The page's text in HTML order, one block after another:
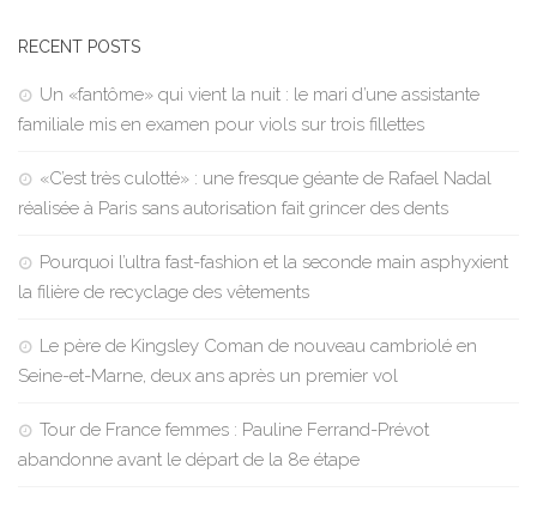
RECENT POSTS
Un «fantôme» qui vient la nuit : le mari d’une assistante
familiale mis en examen pour viols sur trois fillettes
«C’est très culotté» : une fresque géante de Rafael Nadal
réalisée à Paris sans autorisation fait grincer des dents
Pourquoi l’ultra fast-fashion et la seconde main asphyxient
la filière de recyclage des vêtements
Le père de Kingsley Coman de nouveau cambriolé en
Seine-et-Marne, deux ans après un premier vol
Tour de France femmes : Pauline Ferrand-Prévot
abandonne avant le départ de la 8e étape